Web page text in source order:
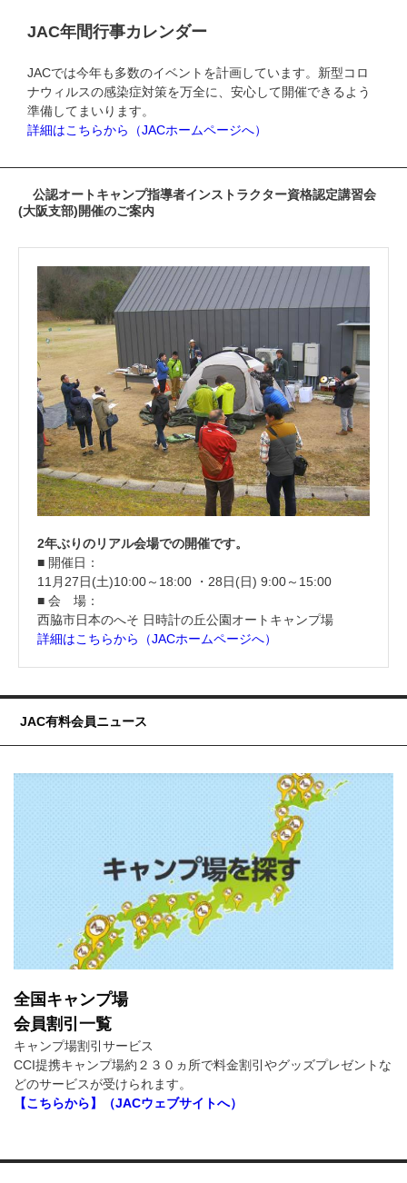
JAC年間行事カレンダー
JACでは今年も多数のイベントを計画しています。新型コロ
ナウィルスの感染症対策を万全に、安心して開催できるよう
準備してまいります。
詳細はこちらから（JACホームページへ）
公認オートキャンプ指導者インストラクター資格認定講習会
(大阪支部)開催のご案内
2年ぶりのリアル会場での開催です。
■ 開催日：
11月27日(土)10:00～18:00 ・28日(日) 9:00～15:00
■ 会 場：
西脇市日本のへそ 日時計の丘公園オートキャンプ場
詳細はこちらから（JACホームページへ）
JAC有料会員ニュース
全国キャンプ場
会員割引一覧
キャンプ場割引サービス
CCI提携キャンプ場約２３０ヵ所で料金割引やグッズプレゼントな
どのサービスが受けられます。
【こちらから】（JACウェブサイトへ）